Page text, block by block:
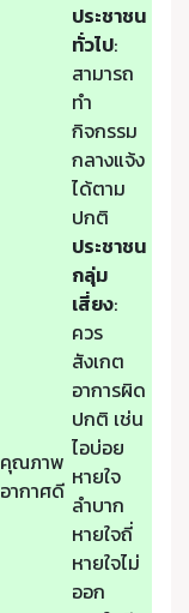
คุณภาพ
อากาศดี
ประชาชน
ทั่วไป:
สามารถ
ทำ
กิจกรรม
กลางแจ้ง
ได้ตาม
ปกติ
ประชาชน
กลุ่ม
เสี่ยง:
ควร
สังเกต
อาการผิด
ปกติ เช่น
ไอบ่อย
หายใจ
ลำบาก
หายใจถี่
หายใจไม่
ออก